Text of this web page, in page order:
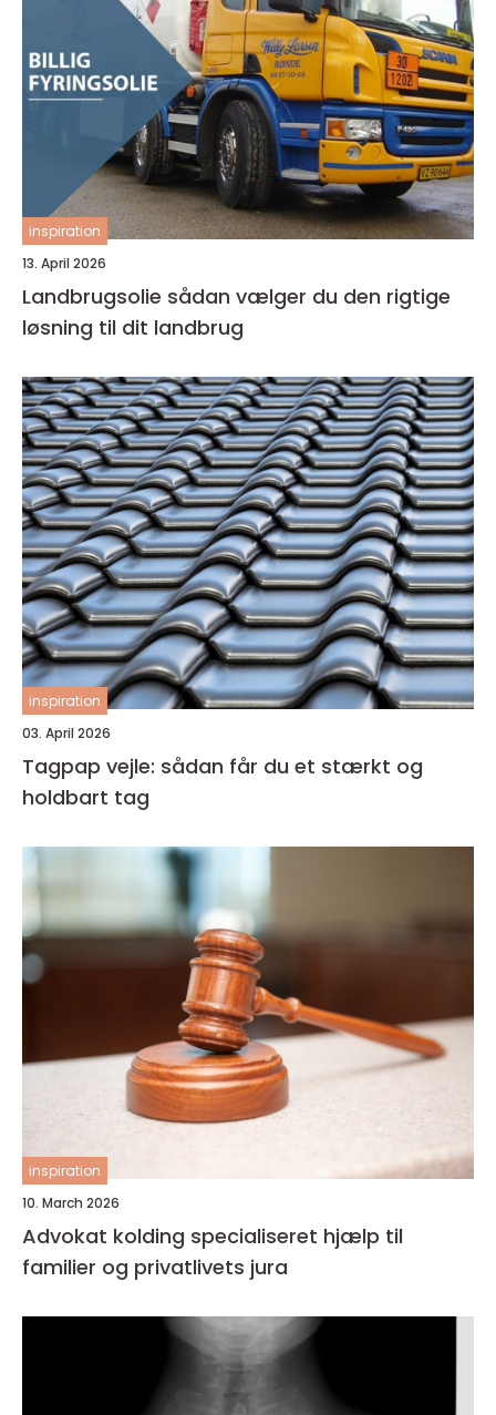
inspiration
13. April 2026
Landbrugsolie sådan vælger du den rigtige
løsning til dit landbrug
inspiration
03. April 2026
Tagpap vejle: sådan får du et stærkt og
holdbart tag
inspiration
10. March 2026
Advokat kolding specialiseret hjælp til
familier og privatlivets jura